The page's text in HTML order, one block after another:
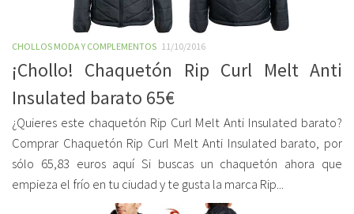
CHOLLOS MODA Y COMPLEMENTOS 11/10/2016
¡Chollo! Chaquetón Rip Curl Melt Anti
Insulated barato 65€
¿Quieres este chaquetón Rip Curl Melt Anti Insulated barato?
Comprar Chaquetón Rip Curl Melt Anti Insulated barato, por
sólo 65,83 euros aquí Si buscas un chaquetón ahora que
empieza el frío en tu ciudad y te gusta la marca Rip...